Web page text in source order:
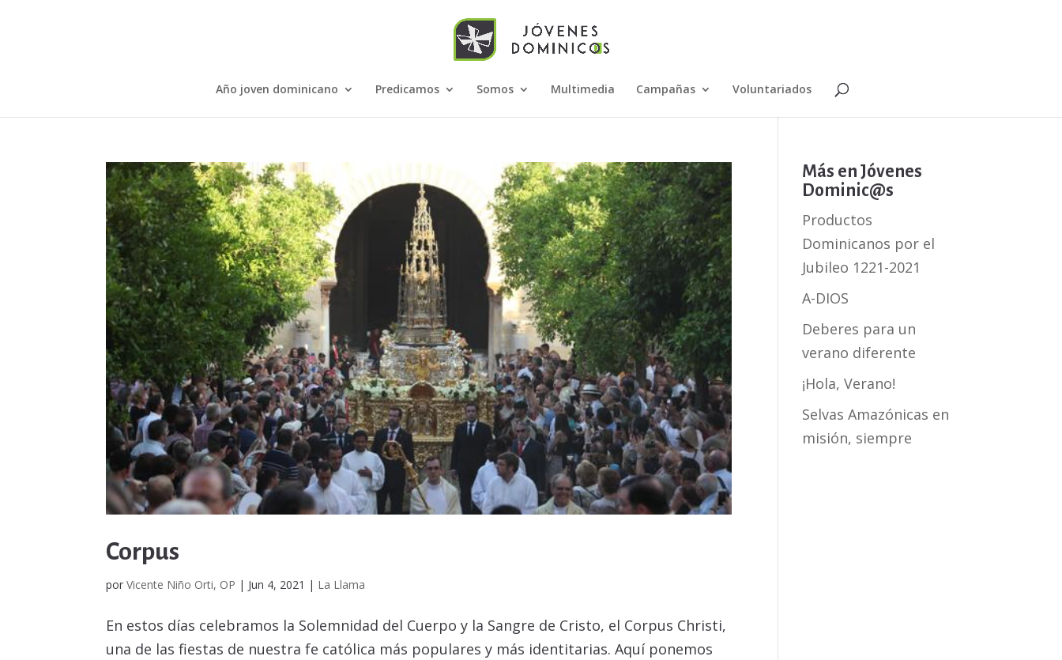
Año joven dominicano Predicamos Somos Multimedia Campañas Voluntariados
Corpus
porVicente Niño Orti, OP | Jun 4, 2021 | La Llama
En estos días celebramos la Solemnidad del Cuerpo y la Sangre de Cristo, el Corpus Christi,
una de las fiestas de nuestra fe católica más populares y más identitarias. Aquí ponemos
Más en Jóvenes
Dominic@s
Productos
Dominicanos por el
Jubileo 1221-2021
A-DIOS
Deberes para un
verano diferente
¡Hola, Verano!
Selvas Amazónicas en
misión, siempre